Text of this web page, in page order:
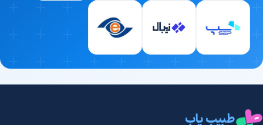
طبیب یاب